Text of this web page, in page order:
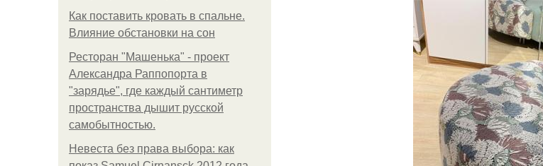
Как поставить кровать в спальне.
Влияние обстановки на сон
Ресторан "Машенька" - проект
Александра Раппопорта в
"зарядье", где каждый сантиметр
пространства дышит русской
самобытностью.
Невеста без права выбора: как